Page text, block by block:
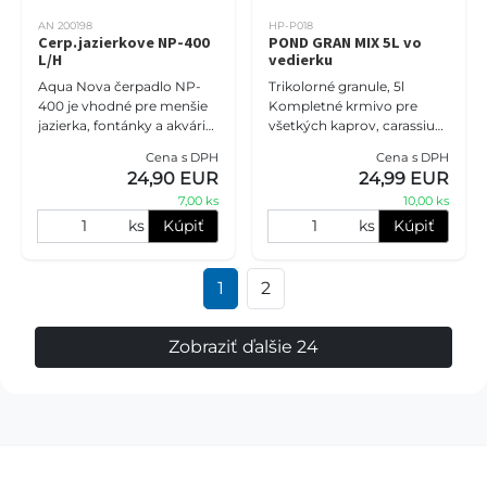
AN 200198
Cerp.jazierkove NP-400
L/H
Aqua Nova čerpadlo NP-
400 je vhodné pre menšie
jazierka, fontánky a akvária.
prietok vody: Čerpadlo
Cena s DPH
24,90 EUR
7,00 ks
ks Kúpiť
HP-P018
POND GRAN MIX 5L vo
vedierku
Trikolorné granule, 5l
Kompletné krmivo pre
všetkých kaprov, carassius
Vyvážené zloženie je
zárukou kvalitnej plne
Cena s DPH
24,99 EUR
10,00 ks
ks Kúpiť
1 2
Zobraziť ďalšie 24